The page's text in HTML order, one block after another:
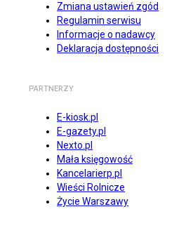
Zmiana ustawień zgód
Regulamin serwisu
Informacje o nadawcy
Deklaracja dostępności
PARTNERZY
E-kiosk.pl
E-gazety.pl
Nexto.pl
Mała księgowość
Kancelarierp.pl
Wieści Rolnicze
Życie Warszawy